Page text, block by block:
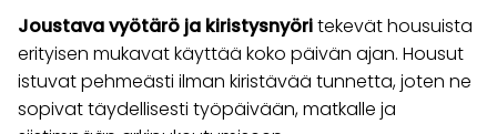
Joustava vyötärö ja kiristysnyöritekevät housuista
erityisen mukavat käyttää koko päivän ajan. Housut
istuvat pehmeästi ilman kiristävää tunnetta, joten ne
sopivat täydellisesti työpäivään, matkalle ja